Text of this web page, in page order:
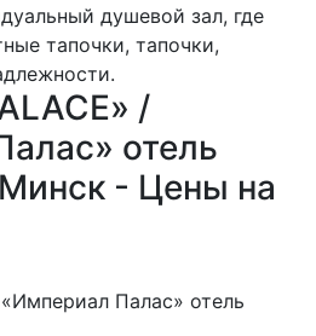
душевой зал, где
тапочки, тапочки,
/
отель
Минск - Цены на
«Империал Палас» отель